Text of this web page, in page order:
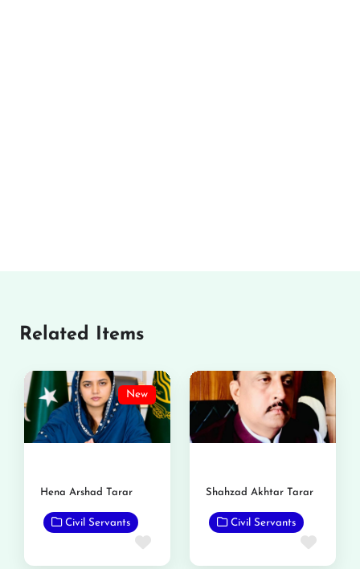
Related Items
New
Hena Arshad Tarar
Civil Servants
Favorite
Shahzad Akhtar Tarar
Civil Servants